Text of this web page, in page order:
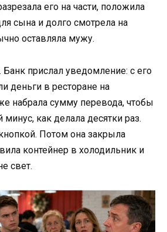
его на части, положила
сына и долго смотрела на
оставляла мужу.
Банк прислал уведомление: с его
деньги в ресторане на
набрала сумму перевода, чтобы
как делала десятки раз.
Потом она закрыла
контейнер в холодильник и
свет.